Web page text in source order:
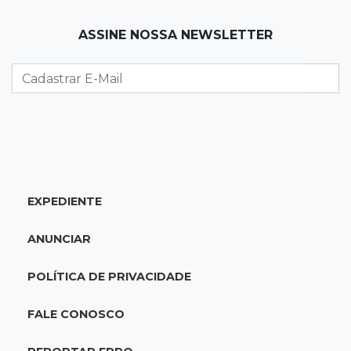
"Está assustado", diz advogado de garoto de
12 anos suspeito de incendiar amigo
Studio Jozi Costa ajuda homens a eliminar
como o vício tomou conta da vida
ASSINE NOSSA NEWSLETTER
EXPEDIENTE
ANUNCIAR
POLÍTICA DE PRIVACIDADE
FALE CONOSCO